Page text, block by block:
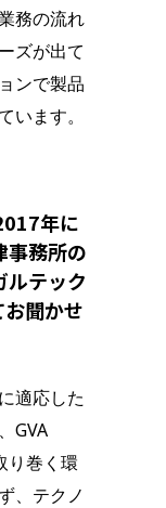
務の流れ
ズが出て
ンで製品
います。
年に
事務所の
ルテック
聞かせ
適応した
GVA
り巻く環
、テクノ